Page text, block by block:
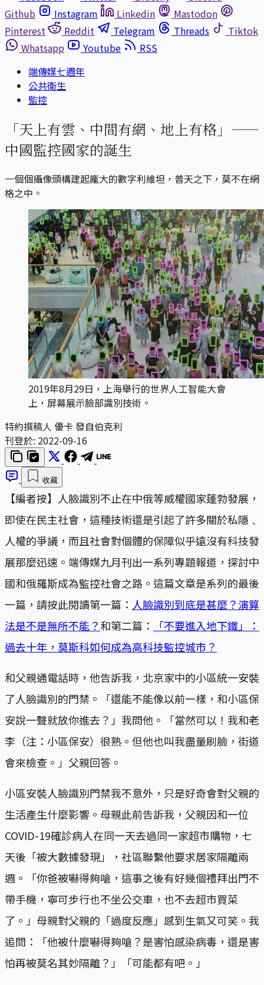
Github
Instagram Linkedin
Mastodon
Pinterest
Reddit Telegram Threads
Tiktok
Whatsapp
Youtube
RSS
端傳媒七週年
公共衛生
監控
「天上有雲、中間有網、地上有格」——
中國監控國家的誕生
一個個攝像頭構建起龐大的數字利維坦，普天之下，莫不在網
格之中。
2019年8月29日，上海舉行的世界人工智能大會
上，屏幕展示臉部識別技術。
特約撰稿人 優卡 發自伯克利
刊登於: 2022-09-16
收藏
【編者按】人臉識別不止在中俄等威權國家蓬勃發展，
即使在民主社會，這種技術還是引起了許多關於私隱﹑
人權的爭議，而且社會對個體的保障似乎遠沒有科技發
展那麼迅速。端傳媒九月刊出一系列專題報道，探討中
國和俄羅斯成為監控社會之路。這篇文章是系列的最後
一篇，請按此閱讀第一篇： 人臉識別到底是甚麼？演算
法是不是無所不能？和第二篇：
「不要進入地下鐵」：
過去十年，莫斯科如何成為高科技監控城市？
和父親通電話時，他告訴我，北京家中的小區統一安裝
了人臉識別的門禁。「還能不能像以前一樣，和小區保
安說一聲就放你進去？」我問他。「當然可以！我和老
李（注：小區保安）很熟。但他也叫我盡量刷臉，街道
會來檢查。」父親回答。
小區安裝人臉識別門禁我不意外，只是好奇會對父親的
生活產生什麼影響。母親此前告訴我，父親因和一位
COVID-19確診病人在同一天去過同一家超市購物，七
天後「被大數據發現」，社區聯繫他要求居家隔離兩
週。「你爸被嚇得夠嗆，這事之後有好幾個禮拜出門不
帶手機，寧可步行也不坐公交車，也不去超市買菜
了。」母親對父親的「過度反應」感到生氣又可笑。我
追問：「他被什麼嚇得夠嗆？是害怕感染病毒，還是害
怕再被莫名其妙隔離？」「可能都有吧。」